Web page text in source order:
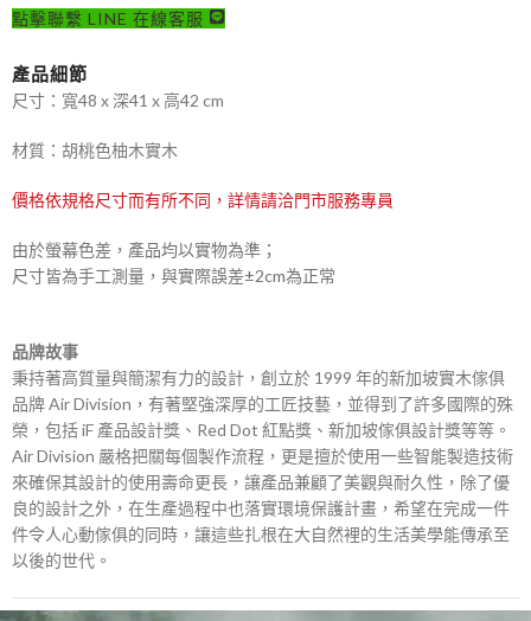
點擊聯繫 LINE 在線客服
產品細節
尺寸：寬48 x 深41 x 高42 cm
材質：胡桃色柚木實木
價格依規格尺寸而有所不同，詳情請洽門市服務專員
由於螢幕色差，產品均以實物為準；
尺寸皆為手工測量，與實際誤差±2cm為正常
品牌故事
秉持著高質量與簡潔有力的設計，創立於 1999 年的新加坡實木傢俱
品牌 Air Division，有著堅強深厚的工匠技藝，並得到了許多國際的殊
榮，包括 iF 產品設計獎、Red Dot 紅點獎、新加坡傢俱設計獎等等。
Air Division 嚴格把關每個製作流程，更是擅於使用一些智能製造技術
來確保其設計的使用壽命更長，讓產品兼顧了美觀與耐久性，除了優
良的設計之外，在生產過程中也落實環境保護計畫，希望在完成一件
件令人心動傢俱的同時，讓這些扎根在大自然裡的生活美學能傳承至
以後的世代。